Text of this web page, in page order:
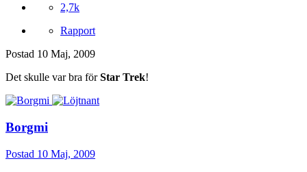
2,7k
Rapport
Postad 10 Maj, 2009
Det skulle var bra förStar Trek!
Borgmi
Postad 10 Maj, 2009